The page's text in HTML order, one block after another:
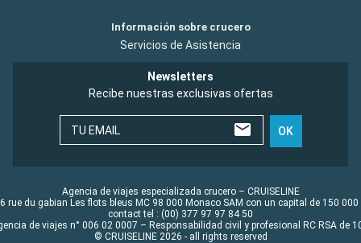
Información sobre crucero
Servicios de Asistencia
Newsletters
Recibe nuestras exclusivas ofertas
TU EMAIL OK
Agencia de viajes especializada crucero – CRUISELINE
rue du gabian Les flots bleus MC 98 000 Monaco SAM con un capital de 150 000
contact tel : (00) 377 97 97 84 50
de viajes n° 006 02 0007 – Responsabilidad civil y profesional RC RSA de
© CRUISELINE 2026 - all rights reserved